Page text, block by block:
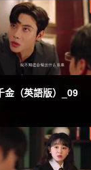
金（英語版）_09